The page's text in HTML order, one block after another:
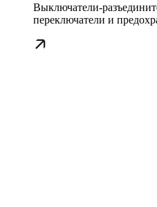
Выключатели-
переключатели и